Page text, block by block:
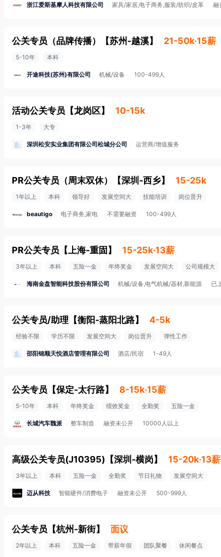
浙江爱斯基摩人科技有限公司 家具/家居,电子商务,服装/纺织/皮革 融
公关专员（品牌传播） 【苏州-越溪】 21-50k·15薪
5-10年 本科
开途科技(苏州)有限公司 机械/设备 100-499人
活动公关专员 【龙岗区】 10-15k
1-3年 大专
深圳松安实业集团有限公司松城分公司 运营商/增值服务
PR公关专员（周末双休） 【深圳-西乡】 15-25k
1年以上 本科 领导好 发展空间大 技能培训 岗位晋升
beautigo 电子商务,家电 不需要融资 100-499人
PR公关专员 【 上海-重固 】 15-25k·13薪
3年以上 本科 五险一金 年终奖金 发展空间大 公司规模大
海南金盘智能科技股份有限公司 机械/设备,电气机械/器材,新能源 已
公关专员/助理 【衡阳-蒸阳北路】 4-5k
经验不限 学历不限 发展空间大 岗位晋升 弹性工作
邵阳锦顺天悦酒店管理有限公司 酒店/民宿 1-49人
公关专员 【保定-太行路】 8-15k·15薪
5-10年 本科 年终奖金 绩效奖金 全勤奖 五险一金
长城汽车魏派 整车制造 融资未公开 10000人以上
高级公关专员(J10395) 【深圳-横岗】 15-20k·13薪
3年以上 本科 五险一金 全勤奖 节日礼物 发展空间大
迈从科技 智能硬件/消费电子 融资未公开 500-999人
公关专员 【杭州-新街】 面议
2年以上 本科 五险一金 带薪年假 团队聚餐 休闲餐点